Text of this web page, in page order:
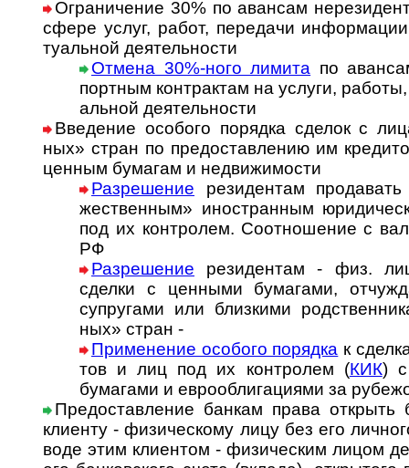
Ограничение 30% по авансам
сфере услуг, работ, пере­дачи
ту­аль­ной деяте­льности
Отмена 30%-ного лимита по
порт­ным кон­т­рак­там на ус­лу­ги,
аль­ной де­я­тель­ности
Введение особого порядка сделок с
ных» стран по пре­до­став­ле­нию им
цен­ным бума­гам и недви­жи­мости
Разрешение резиден­там
жест­вен­ным» ино­стран­ным
под их конт­ро­лем. Со­от­но­ше­ние с
РФ
Разрешение резидентам - физ.
сделки с цен­ными бума­гами,
супру­гами или близ­кими
ных» стран -
Применение особого порядка к
тов и лиц под их конт­ролем (КИК) с
бума­гами и евро­обли­га­ци­ями за
Предоставление банкам права открыть
клиенту - физи­чес­кому лицу без его
воде этим клиен­том - физи­чес­ким лицом